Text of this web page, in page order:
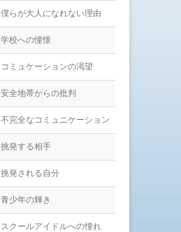
僕らが大人になれない理由
学校への憧憬
コミュケーションの渇望
安全地帯からの批判
不完全なコミュニケーション
挑発する相手
挑発される自分
青少年の輝き
スクールアイドルへの憧れ